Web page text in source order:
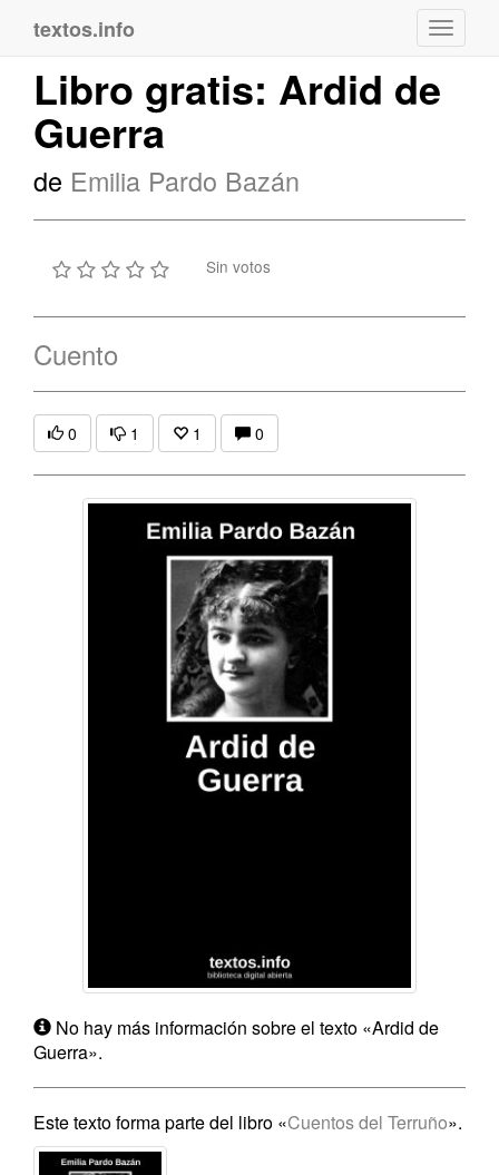
textos.info
Libro gratis: Ardid de
Guerra
de Emilia Pardo Bazán
Sin votos
Cuento
0 1 1 0
No hay más información sobre el texto «Ardid de
Guerra».
Este texto forma parte del libro «Cuentos del Terruño».